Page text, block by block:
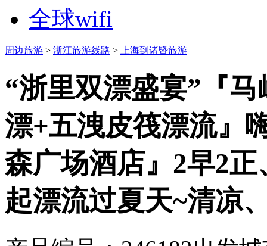
全球wifi
周边旅游 > 浙江旅游线路 > 上海到诸暨旅游
“浙里双漂盛宴”『
漂+五洩皮筏漂流』
森广场酒店』2早2
起漂流过夏天~清凉